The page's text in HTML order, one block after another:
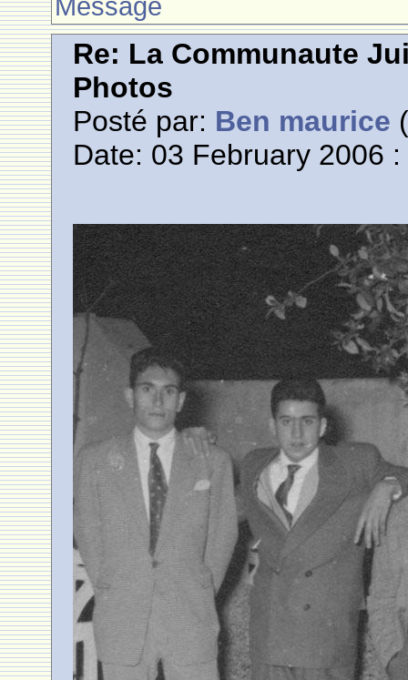
Re: La Communaute
Photos
Posté par: Ben maurice
Date: 03 February 2006